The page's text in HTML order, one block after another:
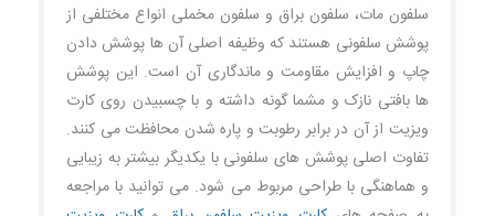
سلفون مات، سلفون براق و سلفون مخملی انواع مختلفی از
پوشش سلفونی هستند که وظیفه اصلی آن ها پوشش دادن
چاپ و افزایش مقاومت و ماندگاری آن است. این پوشش
ها بافتی نازک و مشما گونه داشته و با چسبیدن روی کارت
ویزیت از آن در برابر رطوبت و پاره شدن محافظت می کنند.
تفاوت اصلی پوشش های سلفونی با یکدیگر بیشتر به زیبایی
و هماهنگی با طراحی مربوط می شود. می توانید با مراجعه